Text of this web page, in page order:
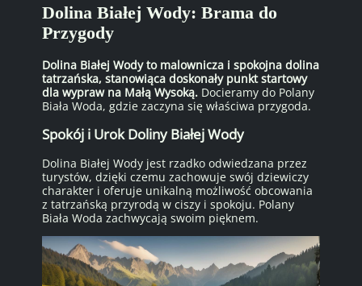
Dolina Białej Wody: Brama do
Przygody
Dolina Białej Wody to malownicza i spokojna dolina
tatrzańska, stanowiąca doskonały punkt startowy
dla wypraw na Małą Wysoką. Docieramy do Polany
Biała Woda, gdzie zaczyna się właściwa przygoda.
Spokój i Urok Doliny Białej Wody
Dolina Białej Wody jest rzadko odwiedzana przez
turystów, dzięki czemu zachowuje swój dziewiczy
charakter i oferuje unikalną możliwość obcowania
z tatrzańską przyrodą w ciszy i spokoju. Polany
Biała Woda zachwycają swoim pięknem.